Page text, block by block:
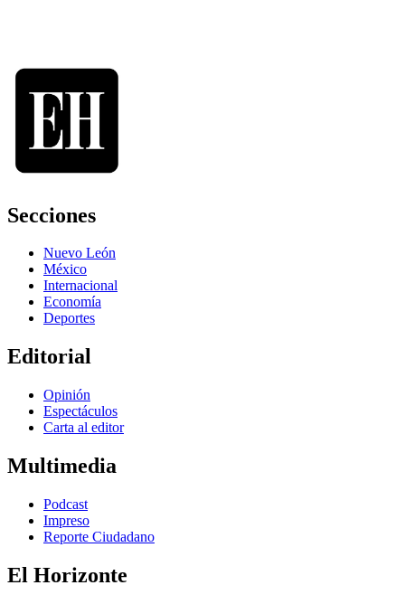
Secciones
Nuevo León
México
Internacional
Economía
Deportes
Editorial
Opinión
Espectáculos
Carta al editor
Multimedia
Podcast
Impreso
Reporte Ciudadano
El Horizonte